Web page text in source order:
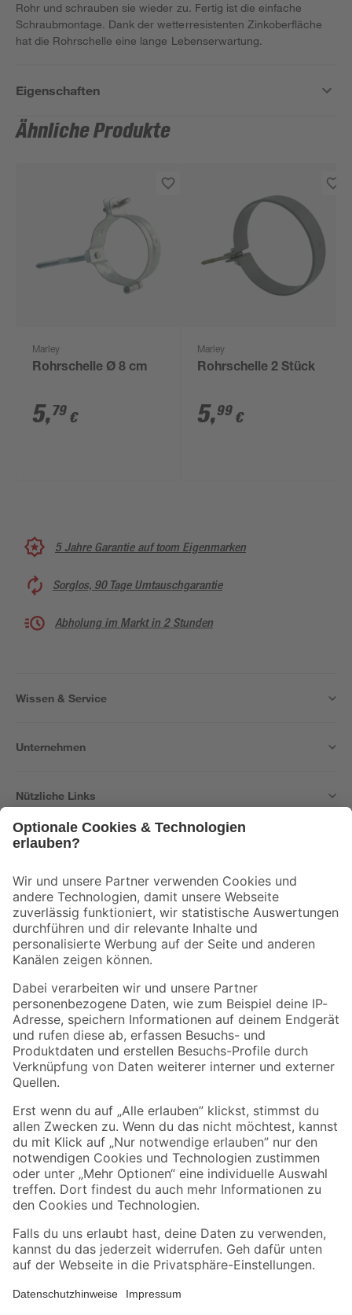
Rohr und schrauben sie wieder zu. Fertig ist die einfache
Schraubmontage. Dank der wetterresistenten Zinkoberfläche
hat die Rohrschelle eine lange Lebenserwartung.
Eigenschaften
Ähnliche Produkte
Marley
Rohrschelle Ø 8 cm
5,79 €
Marley
Rohrschelle 2 Stück
5,99 €
5 Jahre Garantie auf toom Eigenmarken
Sorglos, 90 Tage Umtauschgarantie
Abholung im Markt in 2 Stunden
Wissen & Service
Unternehmen
Nützliche Links
Der toom Newsletter: Keine Angebote und Aktionen mehr verpassen!
Zur Newsletter Anmeldung
Folge uns
Zahlungsarten Versandarten
Sicher einkaufen
Jetzt die toom-App herunterladen
Alle Preisangaben in EUR inkl. gesetzl. MwSt.. Die dargestellten Angebote sind unter
Umständen nicht in allen Märkten verfügbar. Die angegebenen Verfügbarkeiten beziehen
Produkte nur solange der Vorrat reicht.
*Paketversand ab 59 € versandkostenfrei, gilt nicht für Artikel mit Speditionsversand, hier